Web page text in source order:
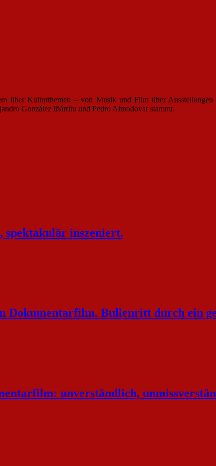
über Kulturthemen – von Musik und Film über
González Iñárritu und Pedro Almodovar stammt.
inszeniert.
Bullenritt durch ein
unverständlich,